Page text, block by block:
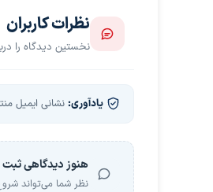
نظرات کاربران
نخستین دیدگاه را
یادآوری: نشانی ایمیل
هنوز دیدگاهی
نظر شما می‌تواند